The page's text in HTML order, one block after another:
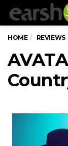
HOME REVIEWS